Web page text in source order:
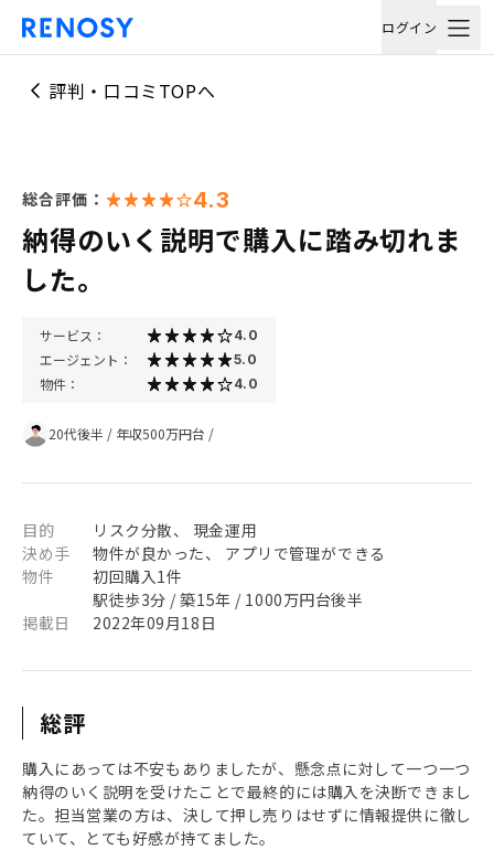
ログイン
評判・口コミTOPへ
総合評価： 4.3
納得のいく説明で購入に踏み切れま
した。
サービス： 4.0
エージェント： 5.0
物件： 4.0
20代後半 / 年収500万円台 /
目的
リスク分散、 現金運用
決め手
物件が良かった、 アプリで管理ができる
物件
初回購入1件
駅徒歩3分 / 築15年 / 1000万円台後半
掲載日
2022年09月18日
総評
購入にあっては不安もありましたが、懸念点に対して一つ一つ
納得のいく説明を受けたことで最終的には購入を決断できまし
た。担当営業の方は、決して押し売りはせずに情報提供に徹し
ていて、とても好感が持てました。